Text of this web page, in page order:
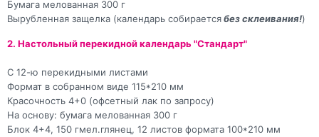
Бумага мелованная 300 г
Вырубленная защелка (календарь собираетсябез склеивания!)
2. Настольный перекидной календарь "Стандарт"
С 12-ю перекидными листами
Формат в собранном виде 115*210 мм
Красочность 4+0 (офсетный лак по запросу)
На основу: бумага мелованная 300 г
Блок 4+4, 150 гмел.глянец, 12 листов формата 100*210 мм